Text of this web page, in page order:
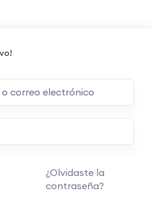
¿Olvidaste la
contraseña?